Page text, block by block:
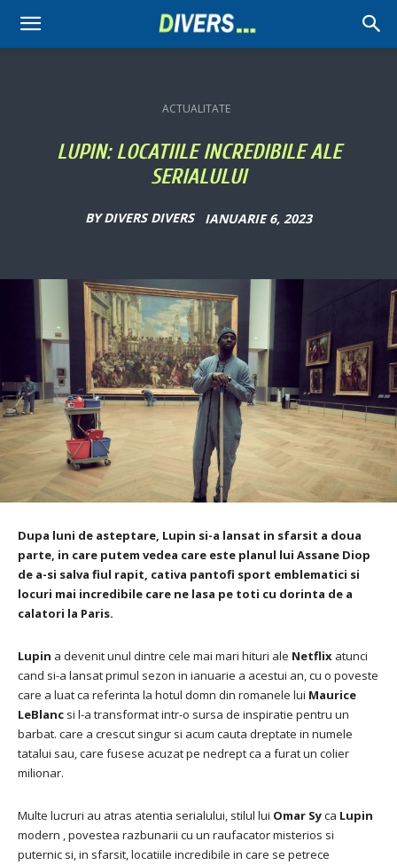
Divers
ACTUALITATE
LUPIN: LOCATIILE INCREDIBILE ALE
SERIALULUI
BY DIVERS DIVERS IANUARIE 6, 2023
Dupa luni de asteptare, Lupin si-a lansat in sfarsit a doua
parte, in care putem vedea care este planul lui Assane Diop
de a-si salva fiul rapit, cativa pantofi sport emblematici si
locuri mai incredibile care ne lasa pe toti cu dorinta de a
calatori la Paris.
Lupin a devenit unul dintre cele mai mari hituri ale Netflix atunci
cand si-a lansat primul sezon in ianuarie a acestui an, cu o poveste
care a luat ca referinta la hotul domn din romanele lui Maurice
LeBlanc si l-a transformat intr-o sursa de inspiratie pentru un
barbat. care a crescut singur si acum cauta dreptate in numele
tatalui sau, care fusese acuzat pe nedrept ca a furat un colier
milionar.
Multe lucruri au atras atentia serialului, stilul lui Omar Syca Lupin
modern , povestea razbunarii cu un raufacator misterios si
puternic si, in sfarsit, locatiile incredibile in care se petrece